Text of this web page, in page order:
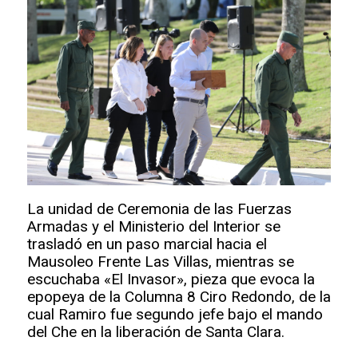
La unidad de Ceremonia de las Fuerzas
Armadas y el Ministerio del Interior se
trasladó en un paso marcial hacia el
Mausoleo Frente Las Villas, mientras se
escuchaba «El Invasor», pieza que evoca la
epopeya de la Columna 8 Ciro Redondo, de la
cual Ramiro fue segundo jefe bajo el mando
del Che en la liberación de Santa Clara.